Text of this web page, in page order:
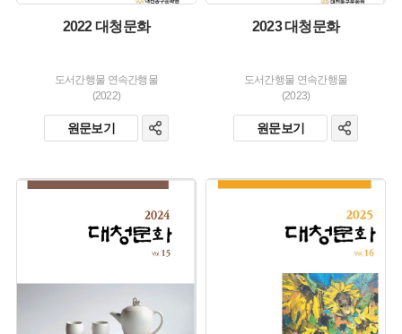
2022 대청문화
도서간행물 연속간행물
(2022)
원문보기
2023 대청문화
도서간행물 연속간행물
(2023)
원문보기